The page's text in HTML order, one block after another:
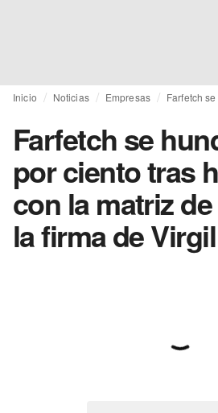
Inicio Noticias Empresas
Farfetch se
por ciento tras
con la matriz
la firma de